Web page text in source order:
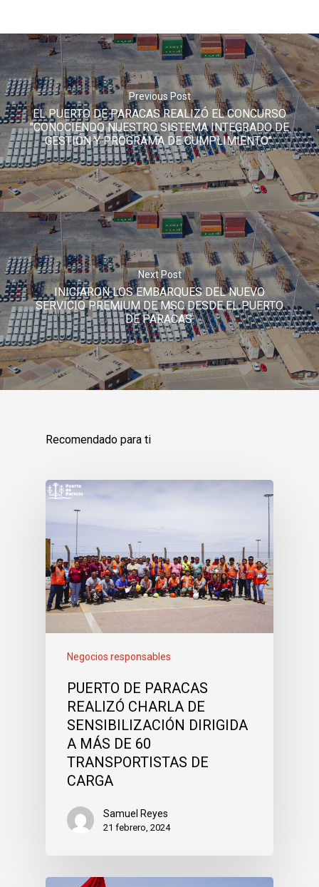
Previous Post
EL PUERTO DE PARACAS REALIZÓ EL CONCURSO
"CONOCIENDO NUESTRO SISTEMA INTEGRADO DE
GESTIÓN Y PROGRAMA DE CUMPLIMIENTO".
Next Post
INICIARON LOS EMBARQUES DEL NUEVO
SERVICIO PREMIUM DE MSC DESDE EL PUERTO
DE PARACAS.
Recomendado para ti
Negocios responsables
PUERTO DE PARACAS
REALIZÓ CHARLA DE
SENSIBILIZACIÓN DIRIGIDA
A MÁS DE 60
TRANSPORTISTAS DE
CARGA
Samuel Reyes
21 febrero, 2024
Entorno
Compromiso